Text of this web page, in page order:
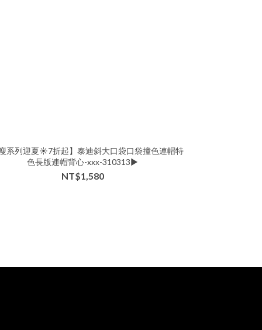
系列迎夏☀️7折起】泰迪斜大口袋口袋撞色連帽特
色長版連帽背心-xxx-310313▶
NT$1,580